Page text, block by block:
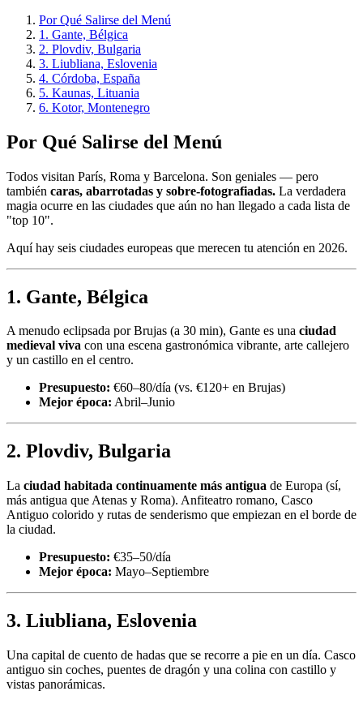
Por Qué Salirse del Menú
1. Gante, Bélgica
2. Plovdiv, Bulgaria
3. Liubliana, Eslovenia
4. Córdoba, España
5. Kaunas, Lituania
6. Kotor, Montenegro
Por Qué Salirse del Menú
Todos visitan París, Roma y Barcelona. Son geniales — pero
también caras, abarrotadas y sobre-fotografiadas. La verdadera
magia ocurre en las ciudades que aún no han llegado a cada lista de
"top 10".
Aquí hay seis ciudades europeas que merecen tu atención en 2026.
1. Gante, Bélgica
A menudo eclipsada por Brujas (a 30 min), Gante es una ciudad
medieval viva con una escena gastronómica vibrante, arte callejero
y un castillo en el centro.
Presupuesto: €60–80/día (vs. €120+ en Brujas)
Mejor época: Abril–Junio
2. Plovdiv, Bulgaria
La ciudad habitada continuamente más antigua de Europa (sí,
más antigua que Atenas y Roma). Anfiteatro romano, Casco
Antiguo colorido y rutas de senderismo que empiezan en el borde de
la ciudad.
Presupuesto: €35–50/día
Mejor época: Mayo–Septiembre
3. Liubliana, Eslovenia
Una capital de cuento de hadas que se recorre a pie en un día. Casco
antiguo sin coches, puentes de dragón y una colina con castillo y
vistas panorámicas.